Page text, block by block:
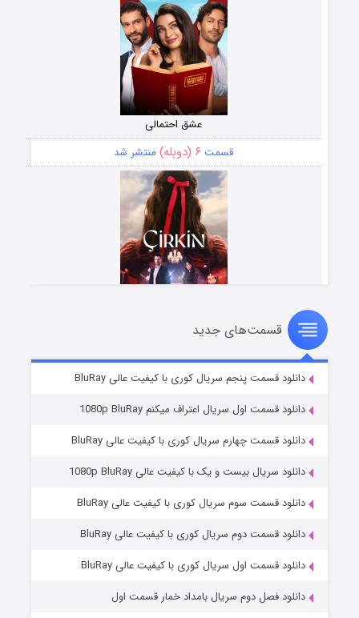
عشق احتمالی
قسمت ۶ (دوبله) منتشر شد
سریال زشت
قسمت۵ (زیرنویس) منتشر شد
وستی ها
قسمت۱ (زیرنویس) منتشر شد
قسمت‌های جدید
دانلود قسمت پنجم سریال کوری با کیفیت عالی BluRay
دانلود قسمت اول سریال اعتراف میکنم 1080p BluRay
دانلود قسمت چهارم سریال کوری با کیفیت عالی BluRay
دانلود سریال بیست و یک با کیفیت عالی 1080p BluRay
دانلود قسمت سوم سریال کوری با کیفیت عالی BluRay
دانلود قسمت دوم سریال کوری با کیفیت عالی BluRay
دانلود قسمت اول سریال کوری با کیفیت عالی BluRay
دانلود فصل دوم سریال بامداد خمار قسمت اول